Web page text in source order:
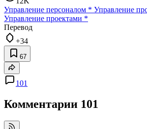
Управление персоналом * Управление
Управление проектами *
Перевод
+34
67
101
Комментарии 101